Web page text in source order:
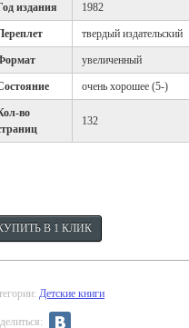
издания 1982
твердый издательский
увеличенный
очень хорошее (5-)
во
132
Детские книги